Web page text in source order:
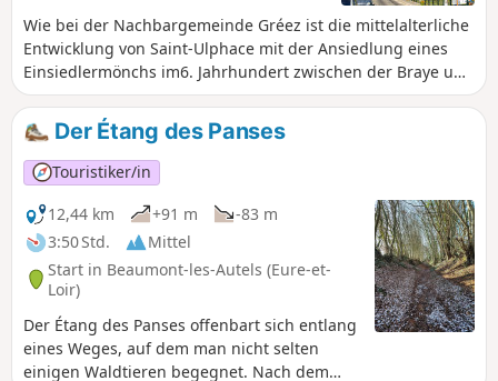
Wie bei der Nachbargemeinde Gréez ist die mittelalterliche
Entwicklung von Saint-Ulphace mit der Ansiedlung eines
Einsiedlermönchs im6. Jahrhundert zwischen der Braye und
dem Bach von Saint-Ulphace verbunden. Die Einsiedelei von
Saint-Ulphace führte zur Urbarmachung der umliegenden
Ländereien und zur Ansiedlung christlicher
Bevölkerungsgruppen, woraufhin die Pfarrei gegründet
wurde, die erstmals im Jahr 802 erwähnt wird.
Der Étang des Panses
Touristiker/in
12,44 km
+91 m
-83 m
3:50 Std.
Mittel
Start in Beaumont-les-Autels (Eure-et-
Loir)
Der Étang des Panses offenbart sich entlang
eines Weges, auf dem man nicht selten
einigen Waldtieren begegnet. Nach dem